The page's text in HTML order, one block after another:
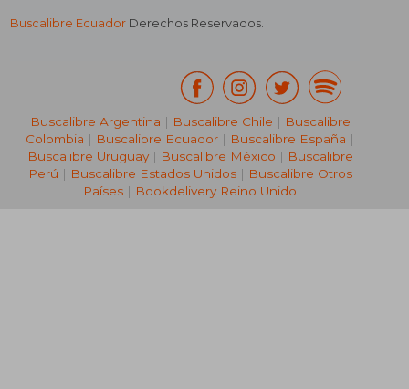
Buscalibre Ecuador Derechos Reservados.
Buscalibre Argentina | Buscalibre Chile | Buscalibre
Colombia | Buscalibre Ecuador | Buscalibre España |
Buscalibre Uruguay| Buscalibre México | Buscalibre
Perú | Buscalibre Estados Unidos| Buscalibre Otros
Países | Bookdelivery Reino Unido